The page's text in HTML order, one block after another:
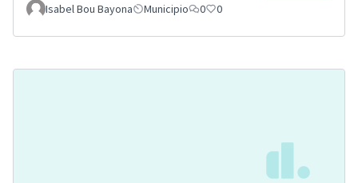
Isabel Bou Bayona
Municipio 0 0